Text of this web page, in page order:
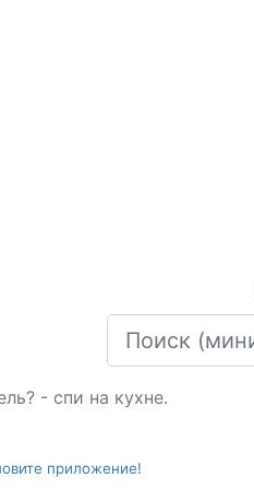
- спи на кухне.
приложение!